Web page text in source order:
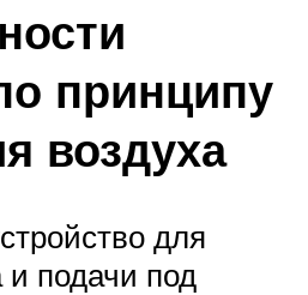
принципу
воздуха
для
и подачи под